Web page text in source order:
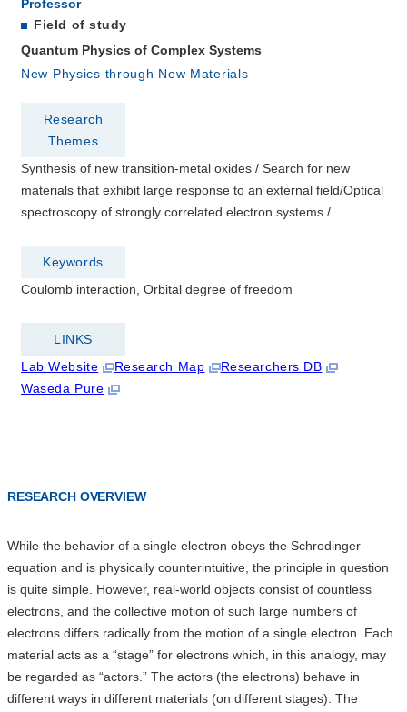
Professor
Field of study
Quantum Physics of Complex Systems
New Physics through New Materials
Research
Themes
Synthesis of new transition-metal oxides / Search for new
materials that exhibit large response to an external field/Optical
spectroscopy of strongly correlated electron systems /
Keywords
Coulomb interaction, Orbital degree of freedom
LINKS
Lab Website
Research Map
Researchers DB
Waseda Pure
RESEARCH OVERVIEW
While the behavior of a single electron obeys the Schrodinger
equation and is physically counterintuitive, the principle in question
is quite simple. However, real-world objects consist of countless
electrons, and the collective motion of such large numbers of
electrons differs radically from the motion of a single electron. Each
material acts as a “stage” for electrons which, in this analogy, may
be regarded as “actors.” The actors (the electrons) behave in
different ways in different materials (on different stages). The